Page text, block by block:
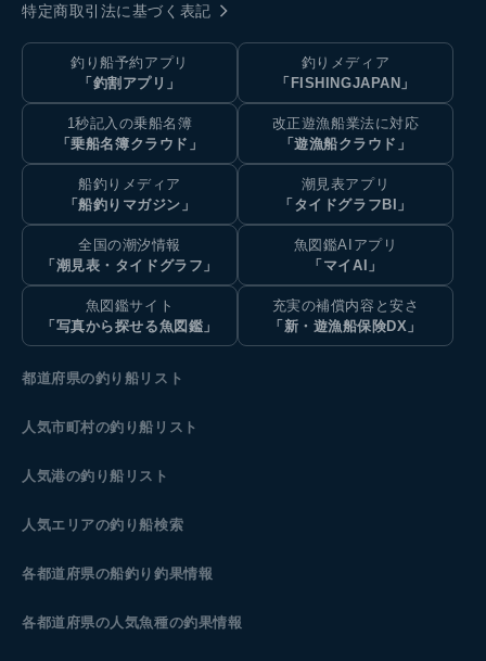
特定商取引法に基づく表記
釣り船予約アプリ
「釣割アプリ」
釣りメディア
「FISHINGJAPAN」
1秒記入の乗船名簿
「乗船名簿クラウド」
改正遊漁船業法に対応
「遊漁船クラウド」
船釣りメディア
「船釣りマガジン」
潮見表アプリ
「タイドグラフBI」
全国の潮汐情報
「潮見表・タイドグラフ」
魚図鑑AIアプリ
「マイAI」
魚図鑑サイト
「写真から探せる魚図鑑」
充実の補償内容と安さ
「新・遊漁船保険DX」
都道府県の釣り船リスト
人気市町村の釣り船リスト
人気港の釣り船リスト
人気エリアの釣り船検索
各都道府県の船釣り釣果情報
各都道府県の人気魚種の釣果情報